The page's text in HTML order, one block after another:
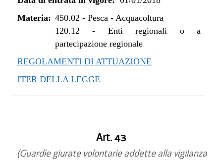
dal 08/11/2018 al 31/12/2018
dal 29/03/2018 al 07/11/2018
dal 01/01/2018 al 28/03/2018
Materia: 450.02 - Pesca - Acquacoltura
120.12 - Enti regionali o a
partecipazione regionale
REGOLAMENTI DI ATTUAZIONE
ITER DELLA LEGGE
Art. 43
(Guardie giurate volontarie addette alla vigilanza